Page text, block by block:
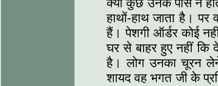
क्या कुछ उनके पास न
हाथों-हाथ जाता है।
हैं। पेशगी ऑर्डर कोई
घर से बाहर हुए नहीं
है। लोग उनका चूरन
शायद वह भगत जी के